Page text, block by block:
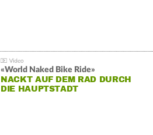
«World Naked Bike Ride»
NACKT AUF DEM RAD DURCH
DIE HAUPTSTADT